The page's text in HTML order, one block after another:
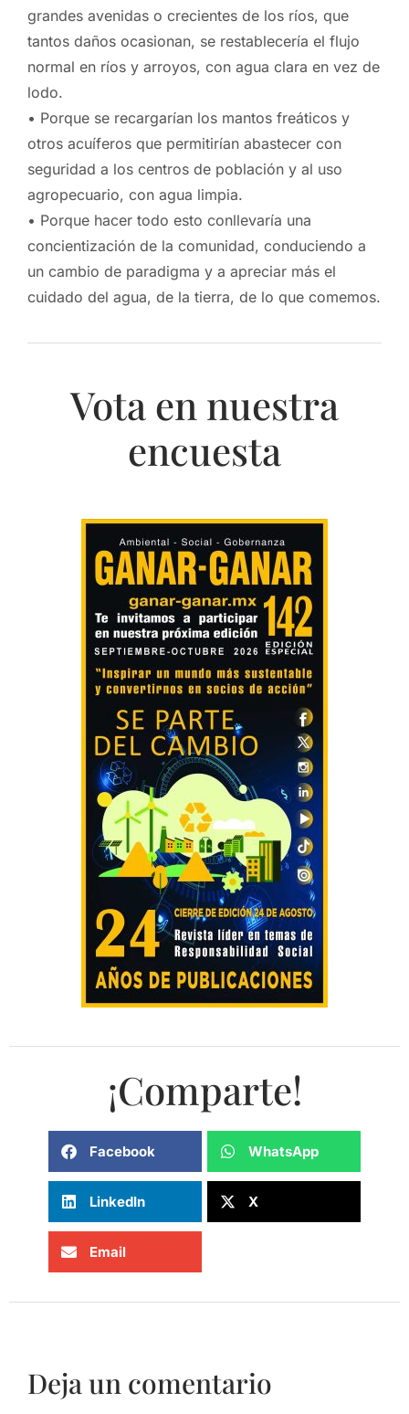
grandes avenidas o crecientes de los ríos, que
tantos daños ocasionan, se restablecería el flujo
normal en ríos y arroyos, con agua clara en vez de
lodo.
• Porque se recargarían los mantos freáticos y
otros acuíferos que permitirían abastecer con
seguridad a los centros de población y al uso
agropecuario, con agua limpia.
• Porque hacer todo esto conllevaría una
concientización de la comunidad, conduciendo a
un cambio de paradigma y a apreciar más el
cuidado del agua, de la tierra, de lo que comemos.
Vota en nuestra
encuesta
¡Comparte!
Facebook WhatsApp
LinkedIn X
Email
Deja un comentario